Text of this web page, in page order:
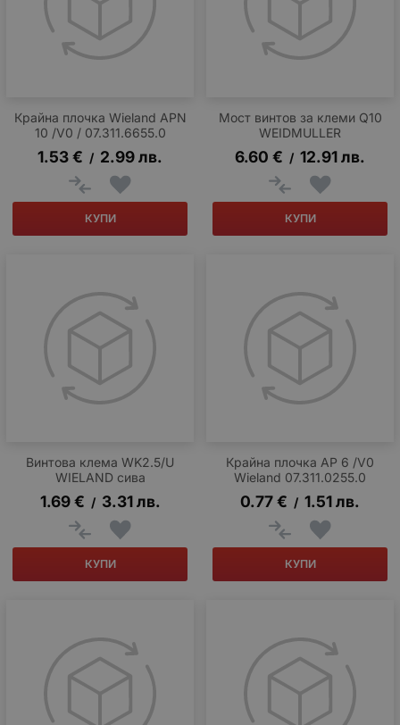
Крайна плочка Wieland APN
10 /V0 / 07.311.6655.0
1.53€ / 2.99лв.
КУПИ
Мост винтов за клеми Q10
WEIDMULLER
6.60 € / 12.91лв.
КУПИ
Винтова клема WK2.5/U
WIELAND сива
1.69 € / 3.31 лв.
КУПИ
Крайна плочка AP 6 /V0
Wieland 07.311.0255.0
0.77€ / 1.51лв.
КУПИ